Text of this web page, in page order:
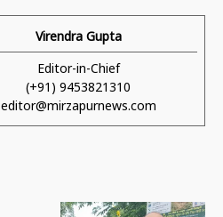
Virendra Gupta
Editor-in-Chief
(+91) 9453821310
editor@mirzapurnews.com